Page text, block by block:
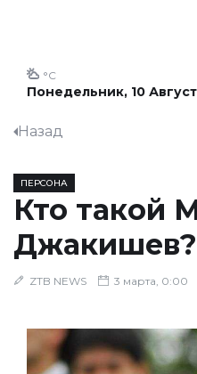
Понедельник, 10
°C
Назад
ПЕРСОНА
Кто такой
Джакишев?
ZTB NEWS 3 марта, 0:00